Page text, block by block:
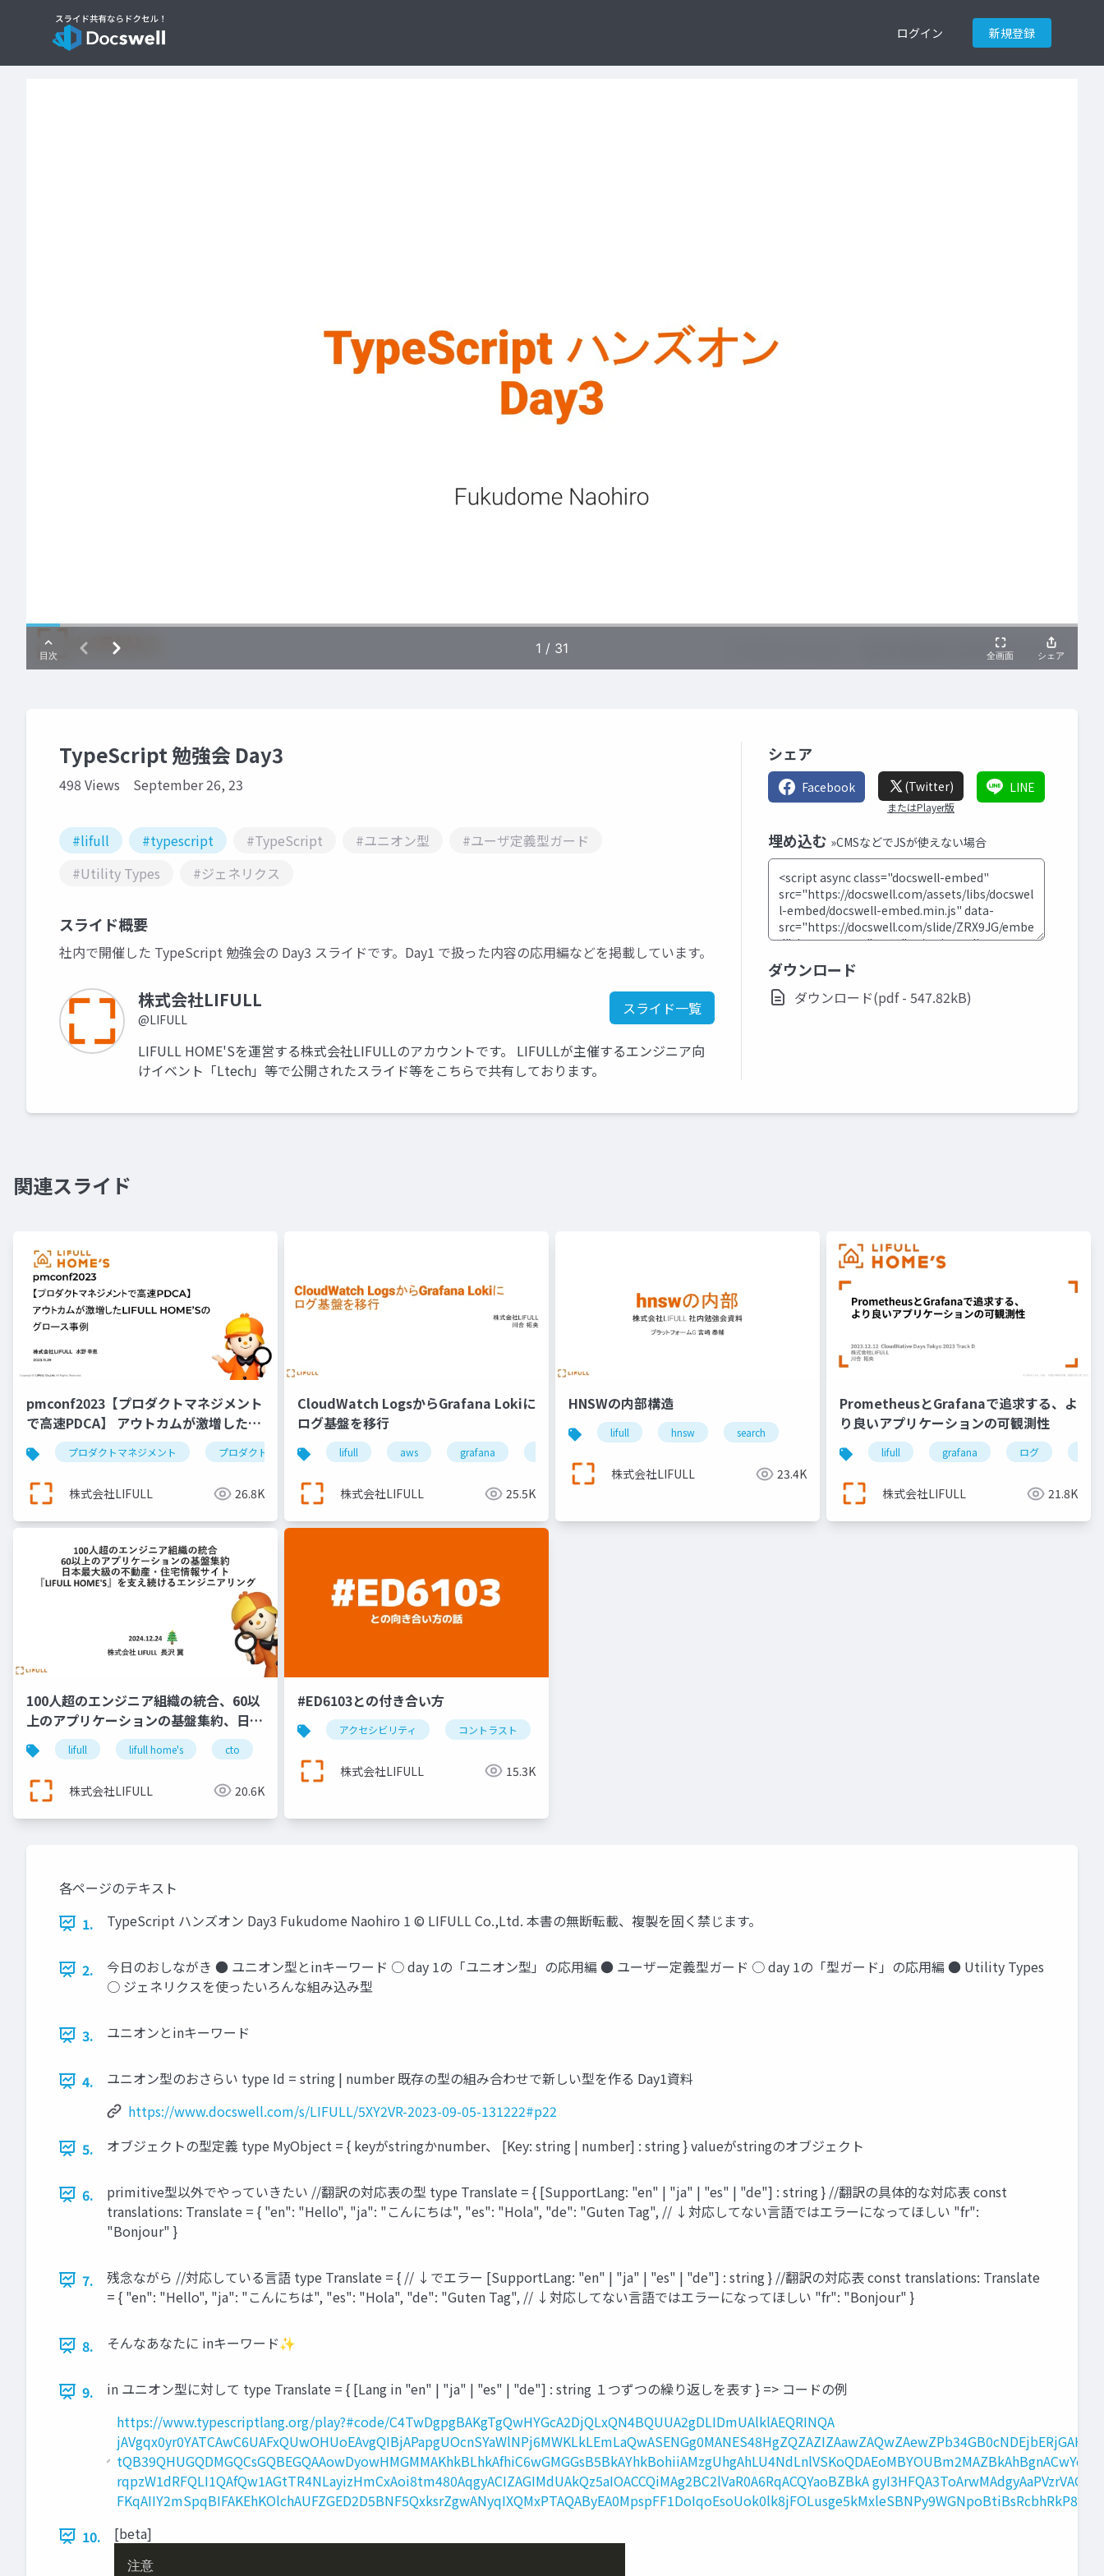
ログイン 新規登録
TypeScript 勉強会 Day3
498 Views September 26, 23
#lifull #typescript #TypeScript #ユニオン型
#ユーザ定義型ガード
#Utility Types
#ジェネリクス
スライド概要
社内で開催した TypeScript 勉強会の Day3 スライドです。Day1 で扱った内容の応用編などを掲載しています。
株式会社LIFULL
@LIFULL
スライド一覧
LIFULL HOME'Sを運営する株式会社LIFULLのアカウントです。 LIFULLが主催するエンジニア向
けイベント「Ltech」等で公開されたスライド等をこちらで共有しております。
シェア
Facebook (Twitter)
またはPlayer版
LINE
埋め込む »CMSなどでJSが使えない場合
ダウンロード
ダウンロード(pdf - 547.82kB)
関連スライド
pmconf2023【プロダクトマネジメント
で高速PDCA】 アウトカムが激増した
LIFULL HOME’Sのグロース事例
プロダクトマネジメント プロダクトマネージャー lifull
株式会社LIFULL 26.8K
CloudWatch LogsからGrafana Lokiに
ログ基盤を移行
lifull aws grafana
株式会社LIFULL 25.5K
HNSWの内部構造
lifull hnsw search
株式会社LIFULL 23.4K
PrometheusとGrafanaで追求する、よ
り良いアプリケーションの可観測性
lifull grafana ログ
株式会社LIFULL 21.8K
100人超のエンジニア組織の統合、60以
上のアプリケーションの基盤集約、日本
最大級の不動産・住宅情報サイト
『LIFULL HOME'S』を支え続けるエン
ジニアリング＿長沢翼
lifull lifull home's cto
株式会社LIFULL 20.6K
#ED6103との付き合い方
アクセシビリティ コントラスト
株式会社LIFULL 15.3K
各ページのテキスト
1.
TypeScript ハンズオン Day3 Fukudome Naohiro 1 © LIFULL Co.,Ltd. 本書の無断転載、複製を固く禁じます。
2.
今日のおしながき ● ユニオン型とinキーワード ○ day 1の「ユニオン型」の応用編 ● ユーザー定義型ガード ○ day 1の「型ガード」の応用編 ● Utility Types
○ ジェネリクスを使ったいろんな組み込み型
3. ユニオンとinキーワード
4.
ユニオン型のおさらい type Id = string | number 既存の型の組み合わせで新しい型を作る Day1資料
https://www.docswell.com/s/LIFULL/5XY2VR-2023-09-05-131222#p22
5.
オブジェクトの型定義 type MyObject = { keyがstringかnumber、 [Key: string | number] : string } valueがstringのオブジェクト
6.
primitive型以外でやっていきたい //翻訳の対応表の型 type Translate = { [SupportLang: "en" | "ja" | "es" | "de"] : string } //翻訳の具体的な対応表 const
translations: Translate = { "en": "Hello", "ja": "こんにちは", "es": "Hola", "de": "Guten Tag", // ↓対応してない言語ではエラーになってほしい "fr":
"Bonjour" }
7.
残念ながら //対応している言語 type Translate = { // ↓でエラー [SupportLang: "en" | "ja" | "es" | "de"] : string } //翻訳の対応表 const translations: Translate
= { "en": "Hello", "ja": "こんにちは", "es": "Hola", "de": "Guten Tag", // ↓対応してない言語ではエラーになってほしい "fr": "Bonjour" }
8. そんなあなたに inキーワード✨
9.
in ユニオン型に対して type Translate = { [Lang in "en" | "ja" | "es" | "de"] : string １つずつの繰り返しを表す } => コードの例
https://www.typescriptlang.org/play?#code/C4TwDgpgBAKgTgQwHYGcA2DjQLxQN4BQUUA2gDLIDmUAlklAEQRINQA
tQB39QHUGQDMGQCsGQBEGQAAowDyowHMGMMAKhkBLhkAfhiC6wGMGGsB5BkAYhkBohiiAMzgUhgAhLU4NdLnlVSKoQDAEoMBYOUBm2MAZBkAhBgnACwYe-
rqpzW1dRFQLI1QAfQw1AGtTR4NLayizHmCxAoi8tm480AqgyACIZAGIMdUAkQz5aIOACCQiMAg2BC2lVaR0A6RqACQYaoBZBkA
10.
[beta]
注意